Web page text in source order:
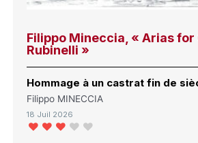
Filippo Mineccia, « Arias for
Rubinelli »
Hommage à un castrat fin de
Filippo MINECCIA
18 Juil 2026